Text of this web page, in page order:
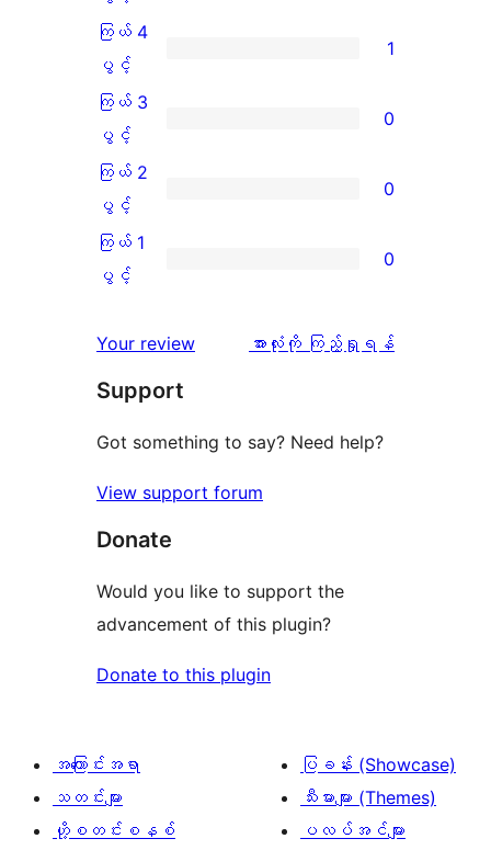
5
ပွင့်
အဆင့်
သုံးသပ်
ကြယ်
4
ပွင့်
အဆင့်
သုံးသပ်
ကြယ် 4
ပွင့်
1
ကြယ်
3
ပွင့်
အဆင့်
သုံးသပ်
ကြယ် 3
ပွင့်
0
ကြယ်
2
ပွင့်
သုံးသပ်
0
စောင်
ကြယ် 2
ပွင့်
0
ကြယ်
ပွင့်
သုံးသပ်
ချက်
စောင်
ကြယ် 1
ပွင့်
0
Your review
သုံးသပ်
အားလုံးကို ကြည့်ရှုရန်
Support
Got something to say? Need help?
View support forum
Donate
Would you like to support the
advancement of this plugin?
Donate to this plugin
အကြောင်းအရာ
သတင်းများ
ဟို့စတင်းစနစ်
ပြခန်း (Showcase)
သီးမားများ (Themes)
ပလပ်အင်များ